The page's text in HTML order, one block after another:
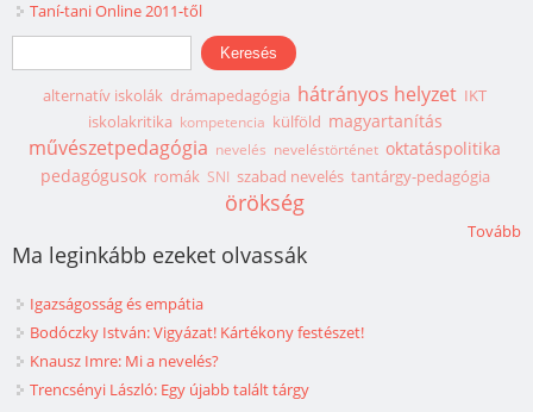
Taní-tani Online 2011-től
Keresés űrlap
Keresés
alternatív iskolák drámapedagógia hátrányos helyzet IKT
iskolakritika kompetencia külföld magyartanítás
művészetpedagógia nevelés neveléstörténet oktatáspolitika
pedagógusok romák SNI szabad nevelés tantárgy-pedagógia
örökség
Tovább
Ma leginkább ezeket olvassák
Igazságosság és empátia
Bodóczky István: Vigyázat! Kártékony festészet!
Knausz Imre: Mi a nevelés?
Trencsényi László: Egy újabb talált tárgy